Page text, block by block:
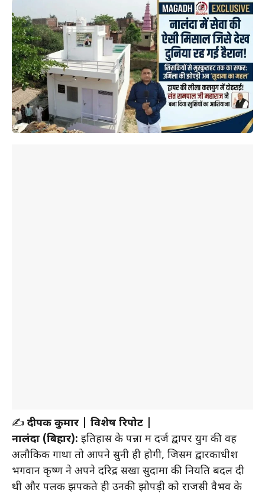
✍️ दीपक कुमार | विशेष रिपोर्ट |
नालंदा (बिहार): इतिहास के पन्नों में दर्ज द्वापर युग की वह
अलौकिक गाथा तो आपने सुनी ही होगी, जिसमें द्वारकाधीश
भगवान कृष्ण ने अपने दरिद्र सखा सुदामा की नियति बदल दी
थी और पलक झपकते ही उनकी झोपड़ी को राजसी वैभव के